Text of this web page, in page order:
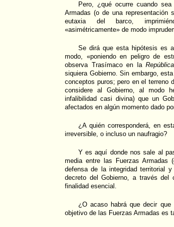
Pero, ¿qué ocurre cuando
Armadas (o de una representación
eutaxia del barco,
«asimétricamente» de modo
Se dirá que esta hipótesis es
modo, «poniendo en peligro de
observa Trasímaco en laRepública
siquiera Gobierno. Sin embargo,
conceptos puros; pero en el terreno
considere al Gobierno, al modo
infalibilidad casi divina) que un
afectados en algún momento dado
¿A quién corresponderá, en
irreversible, o incluso un naufragio?
Y es aquí donde nos sale al
media entre las Fuerzas Armadas
defensa de la integridad territorial
decreto del Gobierno, a través del
finalidad esencial.
¿O acaso habrá que decir
objetivo de las Fuerzas Armadas es